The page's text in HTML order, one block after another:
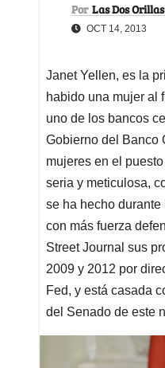
Por Las Dos Orillas
OCT 14, 2013
Janet Yellen, es la
habido una mujer al
uno de los bancos
Gobierno del Banco
mujeres en el
seria y meticulosa,
se ha hecho
con más fuerza
Street Journal sus
2009 y 2012 por
Fed, y está casada
del Senado de este